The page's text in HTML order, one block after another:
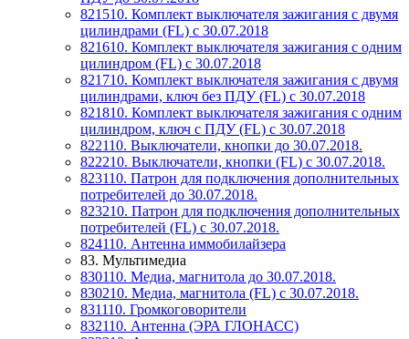
821510. Комплект выключателя зажигания с двумя
цилиндрами (FL) c 30.07.2018
821610. Комплект выключателя зажигания с одним
цилиндром (FL) c 30.07.2018
821710. Комплект выключателя зажигания с двумя
цилиндрами, ключ без ПДУ (FL) c 30.07.2018
821810. Комплект выключателя зажигания с одним
цилиндром, ключ с ПДУ (FL) c 30.07.2018
822110. Выключатели, кнопки до 30.07.2018.
822210. Выключатели, кнопки (FL) с 30.07.2018.
823110. Патрон для подключения дополнительных
потребителей до 30.07.2018.
823210. Патрон для подключения дополнительных
потребителей (FL) с 30.07.2018.
824110. Антенна иммобилайзера
83. Мультимедиа
830110. Медиа, магнитола до 30.07.2018.
830210. Медиа, магнитола (FL) с 30.07.2018.
831110. Громкоговорители
832110. Антенна (ЭРА ГЛОНАСС)